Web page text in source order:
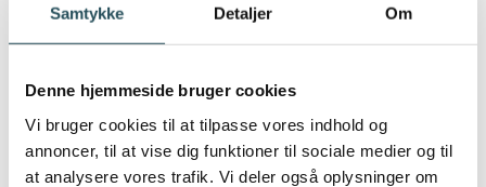
Samtykke Detaljer Om
Denne hjemmeside bruger cookies
Vi bruger cookies til at tilpasse vores indhold og
annoncer, til at vise dig funktioner til sociale medier og til
at analysere vores trafik. Vi deler også oplysninger om
køkkener er kommet langt med økologi,
grøntsager og bælgfrugter – og derfor
frontkøkkener, så alle landets
professionelle køkkener, kan lære af de
bedste, stille spørgsmål og finde